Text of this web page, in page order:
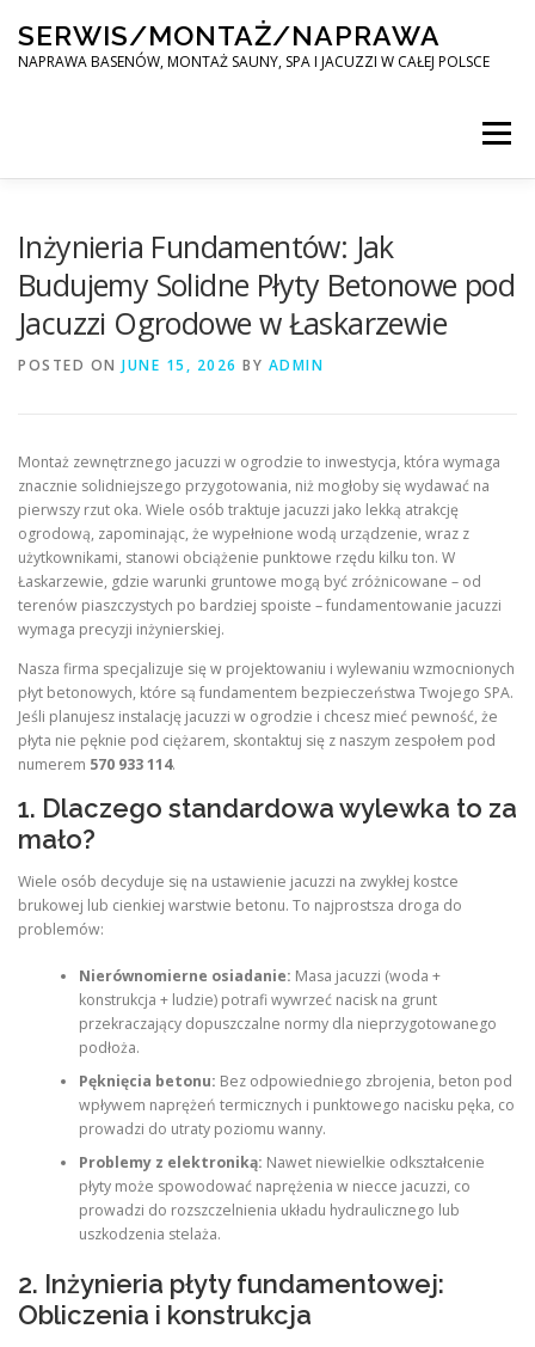
content
SERWIS/MONTAŻ/NAPRAWA
NAPRAWA BASENÓW, MONTAŻ SAUNY, SPA I JACUZZI W CAŁEJ POLSCE
Menu
MONTAŻ SAUNY, SPA, JACUZI W CAŁEJ POLSCE
Inżynieria Fundamentów: Jak
Budujemy Solidne Płyty Betonowe pod
Jacuzzi Ogrodowe w Łaskarzewie
POSTED ON JUNE 15, 2026 BY ADMIN
Montaż zewnętrznego jacuzzi w ogrodzie to inwestycja, która wymaga
znacznie solidniejszego przygotowania, niż mogłoby się wydawać na
pierwszy rzut oka. Wiele osób traktuje jacuzzi jako lekką atrakcję
ogrodową, zapominając, że wypełnione wodą urządzenie, wraz z
użytkownikami, stanowi obciążenie punktowe rzędu kilku ton. W
Łaskarzewie, gdzie warunki gruntowe mogą być zróżnicowane – od
terenów piaszczystych po bardziej spoiste – fundamentowanie jacuzzi
wymaga precyzji inżynierskiej.
Nasza firma specjalizuje się w projektowaniu i wylewaniu wzmocnionych
płyt betonowych, które są fundamentem bezpieczeństwa Twojego SPA.
Jeśli planujesz instalację jacuzzi w ogrodzie i chcesz mieć pewność, że
płyta nie pęknie pod ciężarem, skontaktuj się z naszym zespołem pod
numerem 570 933 114.
1. Dlaczego standardowa wylewka to za
mało?
Wiele osób decyduje się na ustawienie jacuzzi na zwykłej kostce
brukowej lub cienkiej warstwie betonu. To najprostsza droga do
problemów:
Nierównomierne osiadanie: Masa jacuzzi (woda +
konstrukcja + ludzie) potrafi wywrzeć nacisk na grunt
przekraczający dopuszczalne normy dla nieprzygotowanego
podłoża.
Pęknięcia betonu: Bez odpowiedniego zbrojenia, beton pod
wpływem naprężeń termicznych i punktowego nacisku pęka, co
prowadzi do utraty poziomu wanny.
Problemy z elektroniką: Nawet niewielkie odkształcenie
płyty może spowodować naprężenia w niecce jacuzzi, co
prowadzi do rozszczelnienia układu hydraulicznego lub
uszkodzenia stelaża.
2. Inżynieria płyty fundamentowej:
Obliczenia i konstrukcja